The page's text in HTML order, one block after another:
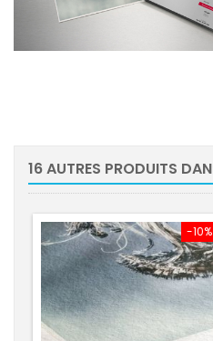
16 AUTRES PRODUITS
-10%